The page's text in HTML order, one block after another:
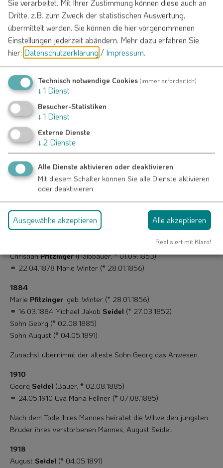
⚭ 07.08.1810 Margareta Barbara Gloßner
Sohn Johann Georg (* 03.10.1813)
1807 wurde das Anwesen vom Vater für 1500 Gulden
übernommen.
Johann Georg Pommer war am 28.03.1816 Schultheiß und
Leutnant bei der Land­wehrkompanie.
1842
Johann GeorgPommer
⚭ 20.09.1842 Katharina Barbara Klinker (* 24.06.1815)
Sohn Georg Michael (* 04.06.1843)
Georg MichaelPommer(* 04.06.1843 / † 18.03.1877)
⚭ 09.04.1867 Anna Margareta Struller (* 22.10.1843 in
Burgsalach)
Nach dem frühen Tod des Ehemannes übernimmt wiederum der
Nachbar von Nr. 18, Christian Pfitzinger, das Anwesen.
ChristianPfitzinger(Halbbauer, * 01.09.1853)
⚭ 22.04.1878 Marie Winter (* 28.01.1856)
1884
Marie Pfitzinger, geb. Winter (* 28.01.1856)
⚭ 16.03.1884 Michael Jakob Seidel (* 27.03.1852)
Sohn Georg (* 02.08.1885)
Sohn August (* 04.05.1891)
Zunächst übernimmt der älteste Sohn Georg das Anwesen.
1910
Georg Seidel (Bauer, * 02.08.1885)
⚭ 24.05.1910 Eva Maria Fellner (* 07.08.1885)
Nach dem Tode ihres Mannes heiratet die Witwe den jüngsten
Bruder ihres verstor­benen Mannes, August Seidel.
1918
August Seidel (* 04.05.1891)
Sie verarbeitet. Mit Ihrer Zustimmung können diese auch an
Dritte, z.B. zum Zweck der statistischen Auswertung,
übermittelt werden. Sie können die hier vorgenommenen
Einstellungen jederzeit abändern. Mehr dazu erfahren Sie
hier: Datenschutzerklärung/ Impressum.
Technisch notwendige Cookies (immer erforderlich)
↓ 1 Dienst
Besucher-Statistiken
↓ 1 Dienst
Externe Dienste
↓ 2 Dienste
Alle Dienste aktivieren oder deaktivieren
Mit diesem Schalter können Sie alle Dienste aktivieren
oder deaktivieren.
Ausgewählte akzeptieren Alle akzeptieren
Realisiert mit Klaro!